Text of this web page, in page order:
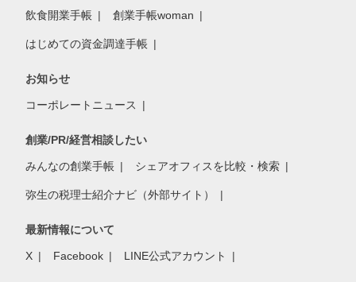
飲食開業手帳 創業手帳woman
はじめての資金調達手帳
お知らせ
コーポレートニュース
創業/PR/経営相談したい
みんなの創業手帳 シェアオフィスを比較・検索
弥生の税理士紹介ナビ（外部サイト）
最新情報について
X Facebook LINE公式アカウント